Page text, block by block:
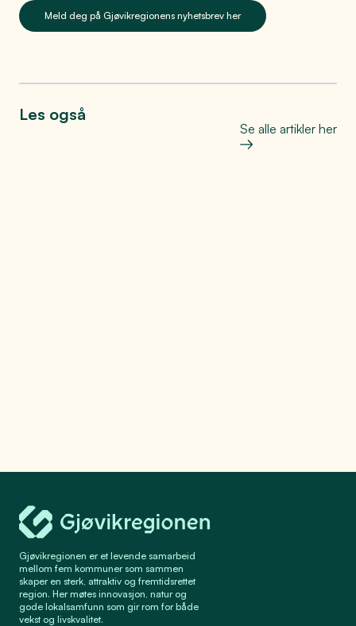
Meld deg på Gjøvikregionens nyhetsbrev her
Les også
Se alle artikler her
Gjøvikregionen Utvikling
Gjøvikregionen er et levende samarbeid
mellom fem kommuner som sammen
skaper en sterk, attraktiv og fremtidsrettet
region. Her møtes innovasjon, natur og
gode lokalsamfunn som gir rom for både
vekst og livskvalitet.